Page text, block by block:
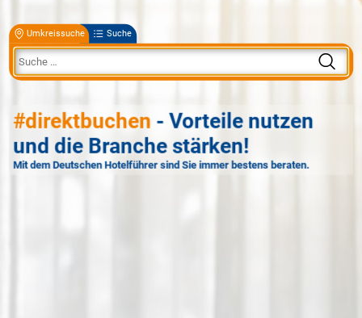
Umkreissuche Suche
#direktbuchen - Vorteile nutzen
und die Branche stärken!
Mit dem Deutschen Hotelführer sind Sie immer bestens beraten.